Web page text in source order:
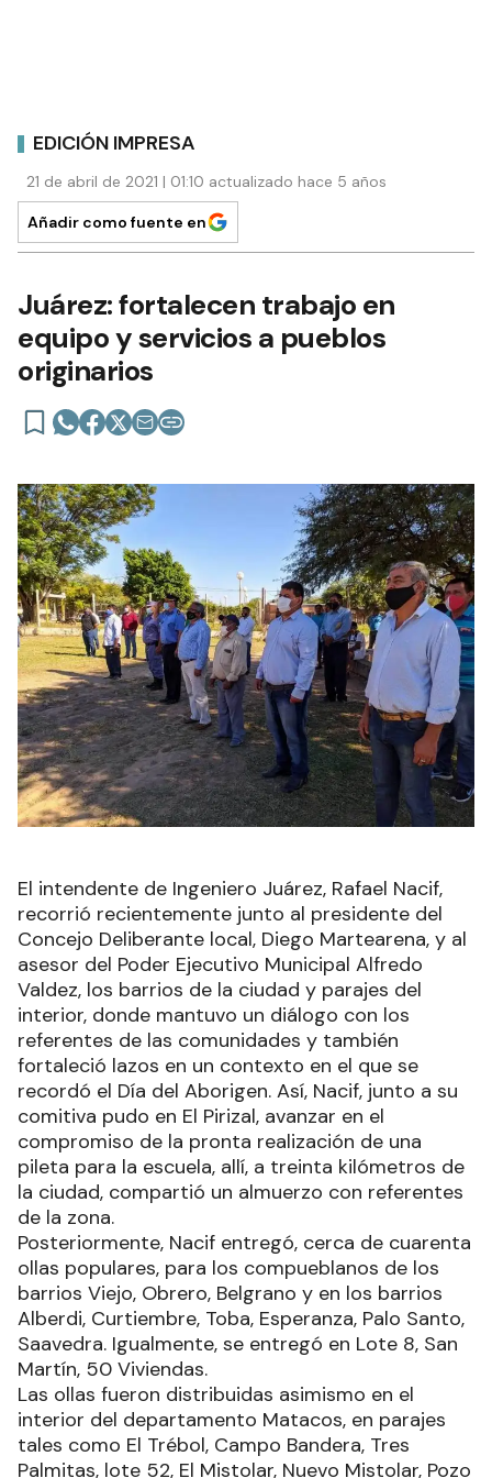
EDICIÓN IMPRESA
21 de abril de 2021 | 01:10 actualizado hace 5 años
Añadir como fuente en
Juárez: fortalecen trabajo en
equipo y servicios a pueblos
originarios
El intendente de Ingeniero Juárez, Rafael Nacif,
recorrió recientemente junto al presidente del
Concejo Deliberante local, Diego Martearena, y al
asesor del Poder Ejecutivo Municipal Alfredo
Valdez, los barrios de la ciudad y parajes del
interior, donde mantuvo un diálogo con los
referentes de las comunidades y también
fortaleció lazos en un contexto en el que se
recordó el Día del Aborigen. Así, Nacif, junto a su
comitiva pudo en El Pirizal, avanzar en el
compromiso de la pronta realización de una
pileta para la escuela, allí, a treinta kilómetros de
la ciudad, compartió un almuerzo con referentes
de la zona.
Posteriormente, Nacif entregó, cerca de cuarenta
ollas populares, para los compueblanos de los
barrios Viejo, Obrero, Belgrano y en los barrios
Alberdi, Curtiembre, Toba, Esperanza, Palo Santo,
Saavedra. Igualmente, se entregó en Lote 8, San
Martín, 50 Viviendas.
Las ollas fueron distribuidas asimismo en el
interior del departamento Matacos, en parajes
tales como El Trébol, Campo Bandera, Tres
Palmitas, lote 52, El Mistolar, Nuevo Mistolar, Pozo